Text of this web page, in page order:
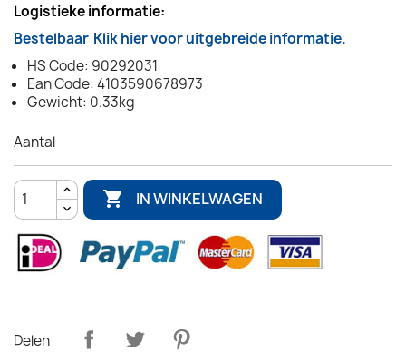
Logistieke informatie:
Bestelbaar Klik hier voor uitgebreide informatie.
HS Code: 90292031
Ean Code: 4103590678973
Gewicht: 0.33kg
Aantal
 IN WINKELWAGEN
Delen